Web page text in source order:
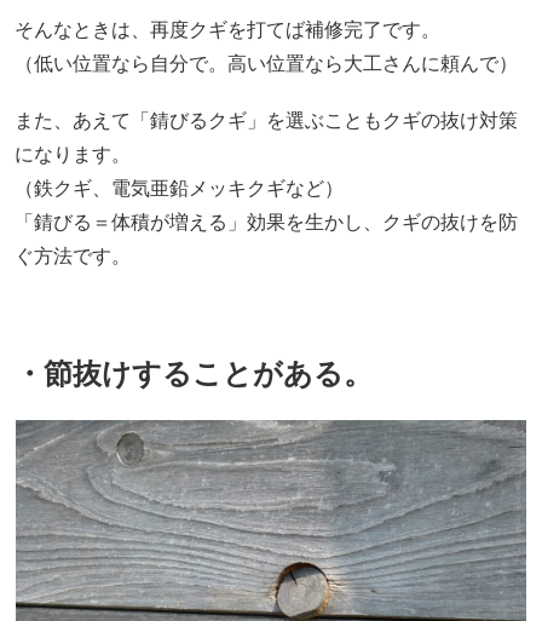
そんなときは、再度クギを打てば補修完了です。
（低い位置なら自分で。高い位置なら大工さんに頼んで）
また、あえて「錆びるクギ」を選ぶこともクギの抜け対策
になります。
（鉄クギ、電気亜鉛メッキクギなど）
「錆びる＝体積が増える」効果を生かし、クギの抜けを防
ぐ方法です。
・節抜けすることがある。